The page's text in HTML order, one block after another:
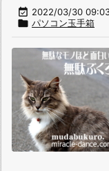
 2022/03/30
 パソコン玉手箱